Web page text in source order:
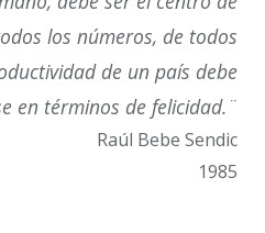
los números, de todos
de un país debe
en términos de felicidad.¨
Raúl Bebe Sendic
1985